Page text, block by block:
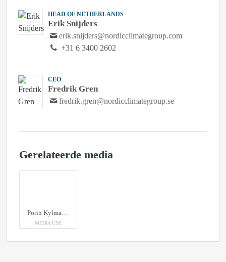
HEAD OF NETHERLANDS
Erik Snijders
erik.snijders@nordicclimategroup.com
+31 6 3400 2602
CEO
Fredrik Gren
fredrik.gren@nordicclimategroup.se
Gerelateerde media
Porin Kylmäasennus Oy
MEDIA USE